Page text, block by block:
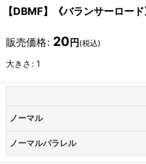
【DBMF】《バランサーロード
販売価格: 20 円 (税込)
大きさ : 1
ノーマル
ノーマルパラレル